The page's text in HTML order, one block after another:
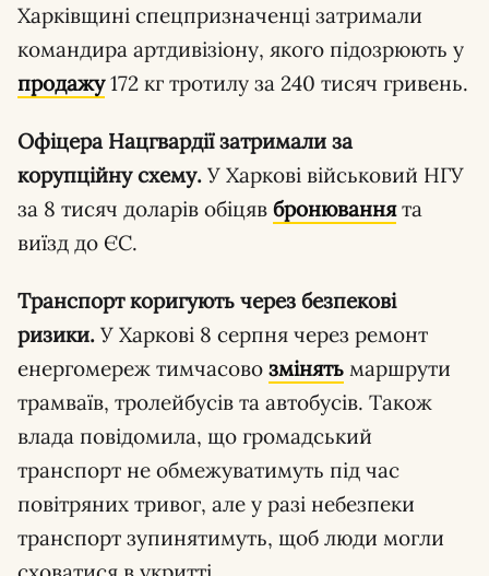
Харківщині спецпризначенці затримали
командира артдивізіону, якого підозрюють у
продажу172 кг тротилу за 240 тисяч гривень.
Офіцера Нацгвардії затримали за
корупційну схему. У Харкові військовий НГУ
за 8 тисяч доларів обіцяв бронюваннята
виїзд до ЄС.
Транспорт коригують через безпекові
ризики. У Харкові 8 серпня через ремонт
енергомереж тимчасово змінять маршрути
трамваїв, тролейбусів та автобусів. Також
влада повідомила, що громадський
транспорт не обмежуватимуть під час
повітряних тривог, але у разі небезпеки
транспорт зупинятимуть, щоб люди могли